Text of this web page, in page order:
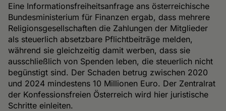
Eine Informationsfreiheitsanfrage ans österreichische
Bundesministerium für Finanzen ergab, dass mehrere
Religionsgesellschaften die Zahlungen der Mitglieder
als steuerlich absetzbare Pflichtbeiträge melden,
während sie gleichzeitig damit werben, dass sie
ausschließlich von Spenden leben, die steuerlich nicht
begünstigt sind. Der Schaden betrug zwischen 2020
und 2024 mindestens 10 Millionen Euro. Der Zentralrat
der Konfessionsfreien Österreich wird hier juristische
Schritte einleiten.